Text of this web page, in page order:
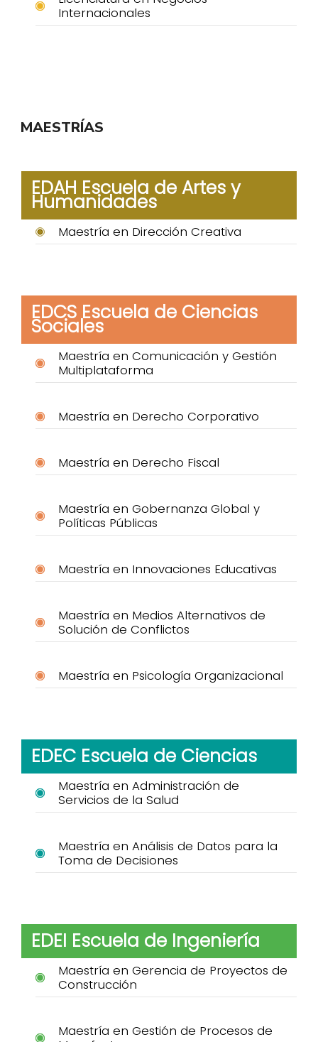
Internacionales
MAESTRÍAS
EDAH Escuela de Artes y
Humanidades
Maestría en Dirección Creativa
EDCS Escuela de Ciencias
Sociales
Maestría en Comunicación y Gestión
Multiplataforma
Maestría en Derecho Corporativo
Maestría en Derecho Fiscal
Maestría en Gobernanza Global y
Políticas Públicas
Maestría en Innovaciones Educativas
Maestría en Medios Alternativos de
Solución de Conflictos
Maestría en Psicología Organizacional
EDEC Escuela de Ciencias
Maestría en Administración de
Servicios de la Salud
Maestría en Análisis de Datos para la
Toma de Decisiones
EDEI Escuela de Ingeniería
Maestría en Gerencia de Proyectos de
Construcción
Maestría en Gestión de Procesos de